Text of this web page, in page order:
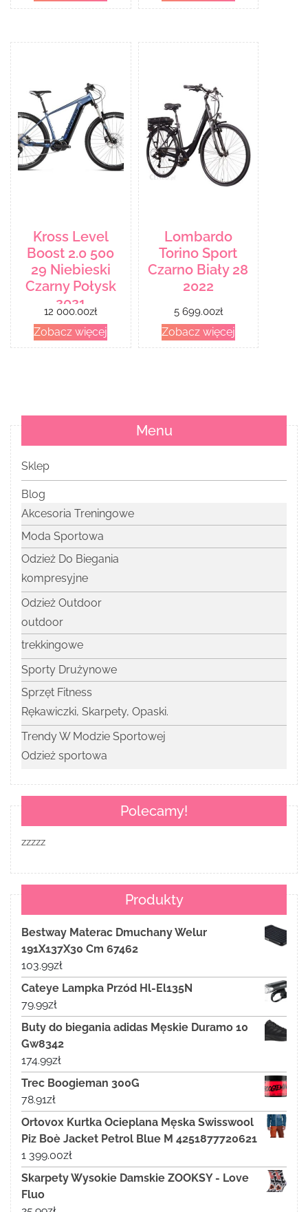
Kross Level
Boost 2.0 500
29 Niebieski
Czarny Połysk
2021
12 000.00zł
Zobacz więcej
Lombardo
Torino Sport
Czarno Biały 28
2022
5 699.00zł
Zobacz więcej
Menu
Sklep
Blog
Akcesoria Treningowe
Moda Sportowa
Odzież Do Biegania
kompresyjne
Odzież Outdoor
outdoor
trekkingowe
Sporty Drużynowe
Sprzęt Fitness
Rękawiczki, Skarpety, Opaski.
Trendy W Modzie Sportowej
Odzież sportowa
Polecamy!
zzzzz
Produkty
Bestway Materac Dmuchany Welur
191X137X30 Cm 67462
103.99zł
Cateye Lampka Przód Hl-El135N
79.99zł
Buty do biegania adidas Męskie Duramo 10
Gw8342
174.99zł
Trec Boogieman 300G
78.91zł
Ortovox Kurtka Ocieplana Męska Swisswool
Piz Boè Jacket Petrol Blue M 4251877720621
1 399.00zł
Skarpety Wysokie Damskie ZOOKSY - Love
Fluo